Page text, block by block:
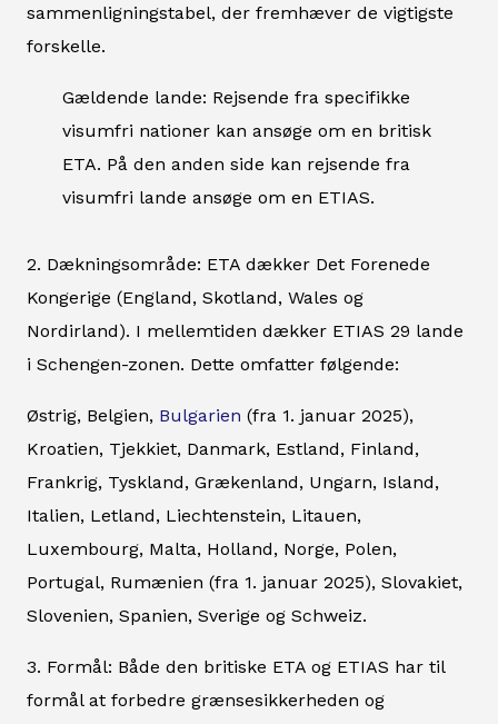
sammenligningstabel, der fremhæver de vigtigste
forskelle.
Gældende lande: Rejsende fra specifikke
visumfri nationer kan ansøge om en britisk
ETA. På den anden side kan rejsende fra
visumfri lande ansøge om en ETIAS.
2. Dækningsområde: ETA dækker Det Forenede
Kongerige (England, Skotland, Wales og
Nordirland). I mellemtiden dækker ETIAS 29 lande
i Schengen-zonen. Dette omfatter følgende:
Østrig, Belgien, Bulgarien (fra 1. januar 2025),
Kroatien, Tjekkiet, Danmark, Estland, Finland,
Frankrig, Tyskland, Grækenland, Ungarn, Island,
Italien, Letland, Liechtenstein, Litauen,
Luxembourg, Malta, Holland, Norge, Polen,
Portugal, Rumænien (fra 1. januar 2025), Slovakiet,
Slovenien, Spanien, Sverige og Schweiz.
3. Formål: Både den britiske ETA og ETIAS har til
formål at forbedre grænsesikkerheden og